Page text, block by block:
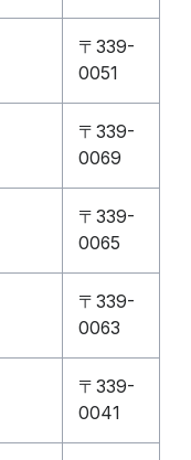
〒339-
0051
〒339-
0069
〒339-
0065
〒339-
0063
〒339-
0041